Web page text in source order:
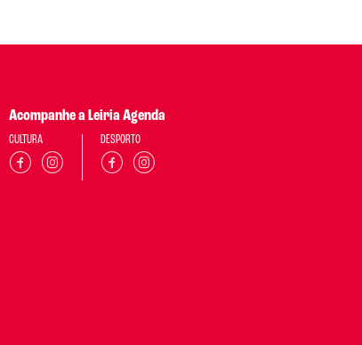
Acompanhe a Leiria Agenda
CULTURA DESPORTO